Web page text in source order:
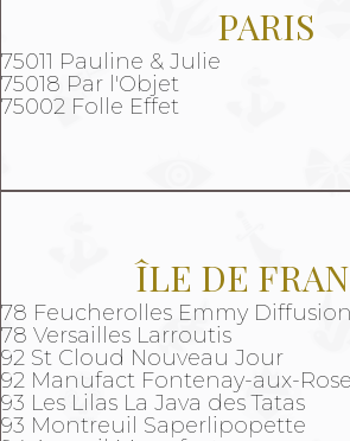
PARIS
75011 Pauline & Julie
75018 Par l'Objet
75002 Folle Effet
ÎLE DE
78 Feucherolles Emmy Diffusion
78 Versailles Larroutis
92 St Cloud Nouveau Jour
92 Manufact Fontenay-aux-
93 Les Lilas La Java des Tatas
93 Montreuil Saperlipopette